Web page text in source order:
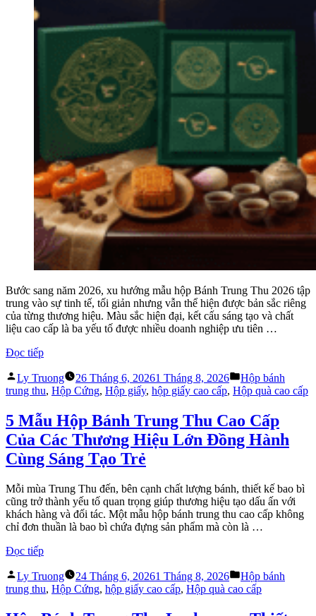
Bước sang năm 2026, xu hướng mẫu hộp Bánh Trung Thu 2026 tập
trung vào sự tinh tế, tối giản nhưng vẫn thể hiện được bản sắc riêng
của từng thương hiệu. Màu sắc hiện đại, kết cấu sáng tạo và chất
liệu cao cấp là ba yếu tố được nhiều doanh nghiệp ưu tiên …
Đọc tiếp“Xu
Mẫu
Hộp
Trung
Thu
2026
–
Khi
Bì
Trở
Thành
Giá
Của
Quà”
Đăng
bởi
Ly Truong 26 Tháng 6, 20261 Tháng 8, 2026
Đăng
trong
Hộp bánh
trung thu, Hộp Cứng, Hộp giấy, hộp giấy cao cấp, Hộp quà cao cấp
5 Mẫu Hộp Bánh Trung Thu Cao Cấp
Của Các Thương Hiệu Lớn Đồng Hành
Cùng Sáng Tạo Trẻ
Mỗi mùa Trung Thu đến, bên cạnh chất lượng bánh, thiết kế bao bì
cũng trở thành yếu tố quan trọng giúp thương hiệu tạo dấu ấn với
khách hàng và đối tác. Một mẫu hộp bánh trung thu cao cấp không
chỉ đơn thuần là bao bì chứa đựng sản phẩm mà còn là …
Đọc tiếp“5
Hộp
Bánh
Thu
Đăng
bởi
Ly Truong 24 Tháng 6, 20261 Tháng 8, 2026
Đăng
trong
Hộp bánh
trung thu, Hộp Cứng, hộp giấy cao cấp, Hộp quà cao cấp